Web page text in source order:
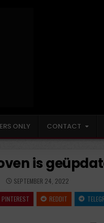
ONLY CONTACT
is
SEPTEMBER 24, 2022
PINTEREST REDDIT